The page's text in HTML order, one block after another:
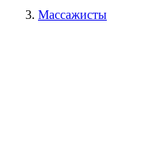
Массажисты